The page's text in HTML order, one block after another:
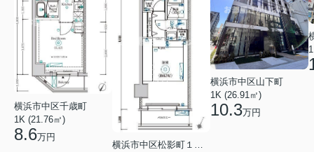
横浜市中区千歳町
1K (21.76㎡)
8.6万円
横浜市中区松影町１丁目
横浜市中区山下町
1K (26.91㎡)
10.3万円